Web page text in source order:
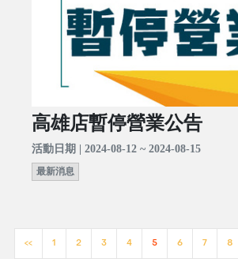
高雄店暫停營業公告
活動日期 | 2024-08-12 ~ 2024-08-15
最新消息
<< 1 2 3 4 5 6 7 8